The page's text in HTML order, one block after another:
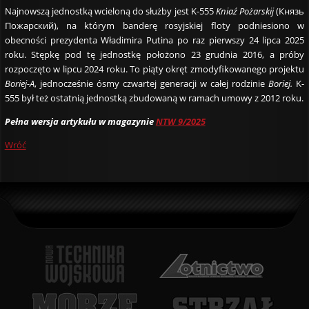
Najnowszą jednostką wcieloną do służby jest K-555Kniaź Pożarskij(Князь
Пожарский), na którym banderę rosyjskiej floty podniesiono w
obecności prezydenta Władimira Putina po raz pierwszy 24 lipca 2025
roku. Stępkę pod tę jednostkę położono 23 grudnia 2016, a próby
rozpoczęto w lipcu 2024 roku. To piąty okręt zmodyfikowanego projektu
Boriej-A, jednocześnie ósmy czwartej generacji w całej rodzinieBoriej. K-
555 był też ostatnią jednostką zbudowaną w ramach umowy z 2012 roku.
Pełna wersja artykułu w magazynieNTW 9/2025
Wróć